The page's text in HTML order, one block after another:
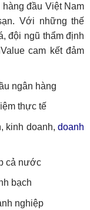
đầu Việt Nam
Với những thế
đội ngũ thẩm định
cam kết đảm
ngân hàng
thực tế
kinh doanh,doanh
cả nước
bạch
nghiệp